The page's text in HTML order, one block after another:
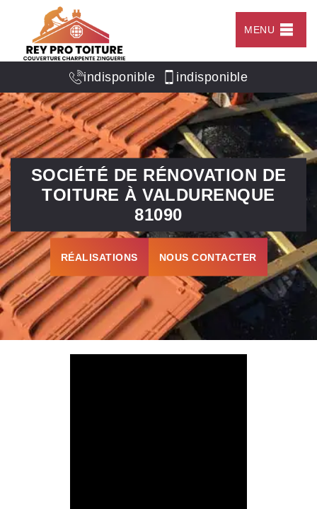
MENU
indisponible indisponible
SOCIÉTÉ DE RÉNOVATION DE
TOITURE À VALDURENQUE
81090
RÉALISATIONS NOUS CONTACTER